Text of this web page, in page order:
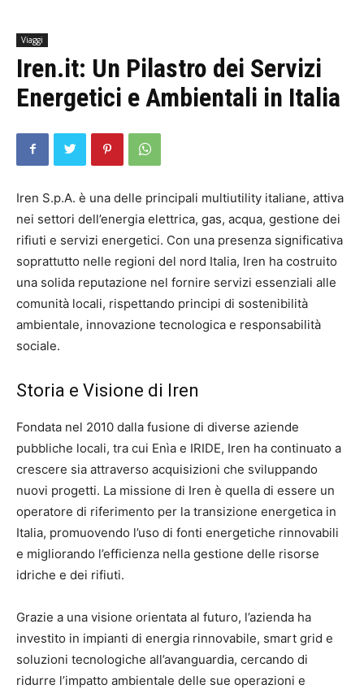
Viaggi
Iren.it: Un Pilastro dei Servizi
Energetici e Ambientali in Italia
Iren S.p.A. è una delle principali multiutility italiane, attiva
nei settori dell’energia elettrica, gas, acqua, gestione dei
rifiuti e servizi energetici. Con una presenza significativa
soprattutto nelle regioni del nord Italia, Iren ha costruito
una solida reputazione nel fornire servizi essenziali alle
comunità locali, rispettando principi di sostenibilità
ambientale, innovazione tecnologica e responsabilità
sociale.
Storia e Visione di Iren
Fondata nel 2010 dalla fusione di diverse aziende
pubbliche locali, tra cui Enìa e IRIDE, Iren ha continuato a
crescere sia attraverso acquisizioni che sviluppando
nuovi progetti. La missione di Iren è quella di essere un
operatore di riferimento per la transizione energetica in
Italia, promuovendo l’uso di fonti energetiche rinnovabili
e migliorando l’efficienza nella gestione delle risorse
idriche e dei rifiuti.
Grazie a una visione orientata al futuro, l’azienda ha
investito in impianti di energia rinnovabile, smart grid e
soluzioni tecnologiche all’avanguardia, cercando di
ridurre l’impatto ambientale delle sue operazioni e